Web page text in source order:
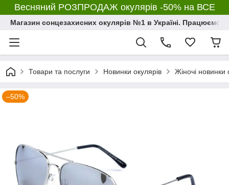
Весняний РОЗПРОДАЖ окулярів -50% на ВСЕ
Магазин сонцезахисних окулярів №1 в Україні. Працюємо з
Товари та послуги Новинки окулярів Жіночі новинки
–50%